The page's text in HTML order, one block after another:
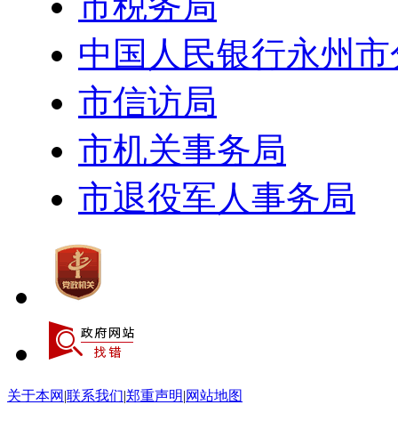
中国人民银行永州
市信访局
市机关事务局
市退役军人事务局
关于本网 |联系我们|郑重声明|网站地图